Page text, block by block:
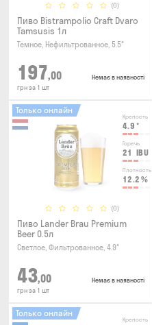
(0)
Пиво Bistrampolio Craft Dvaro
Tamsusis 1л
Темное, Нефильтрованное, 5.5°
197,00
грн за 1 шт
Немає в наявності
Крепость
4.9 °
Горечь
21 IBU
Плотность
12.2 %
(0)
Только онлайн
Пиво Lander Brau Premium
Beer 0.5л
Светлое, Фильтрованное, 4.9°
43,00
грн за 1 шт
Немає в наявності
Крепость
Только онлайн